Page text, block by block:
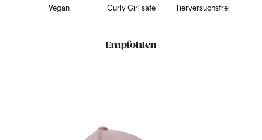
Vegan Curly Girl safe Tierversuchsfrei
Empfohlen